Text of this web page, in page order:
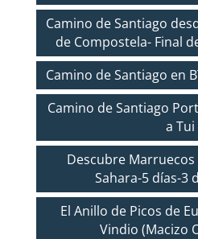
Camino de Santiago
de Compostela- Final
Camino de Santiago en
Camino de Santiago
a Tui
Descubre
Sahara-5 días-3
El Anillo de Picos de
Vindio (Macizo